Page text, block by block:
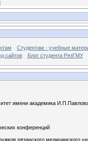
Студентам - учебные
сайтов
Блог студента РязГМУ
имени академика
конференций
рязанского медицинского